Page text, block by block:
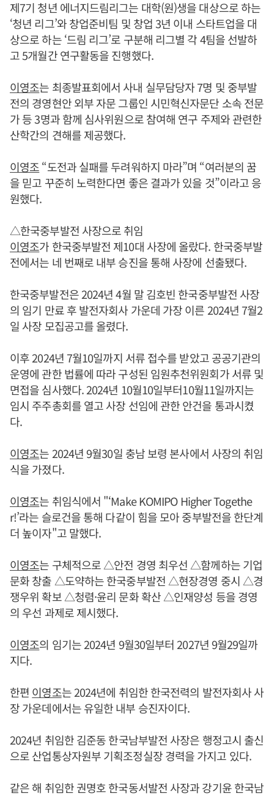
제7기 청년 에너지드림리그는 대학(원)생을 대상으로 하는
‘청년 리그’와 창업준비팀 및 창업 3년 이내 스타트업을 대
상으로 하는 ‘드림 리그’로 구분해 리그별 각 4팀을 선발하
고 5개월간 연구활동을 진행했다.
이영조는 최종발표회에서 사내 실무담당자 7명 및 중부발
전의 경영현안 외부 자문 그룹인 시민혁신자문단 소속 전문
가 등 3명과 함께 심사위원으로 참여해 연구 주제와 관련한
산학간의 견해를 제공했다.
이영조“도전과 실패를 두려워하지 마라”며 “여러분의 꿈
을 믿고 꾸준히 노력한다면 좋은 결과가 있을 것”이라고 응
원했다.
△한국중부발전 사장으로 취임
이영조가 한국중부발전 제10대 사장에 올랐다. 한국중부발
전에서는 네 번째로 내부 승진을 통해 사장에 선출됐다.
한국중부발전은 2024년 4월 말 김호빈 한국중부발전 사장
의 임기 만료 후 발전자회사 가운데 가장 이른 2024년 7월2
일 사장 모집공고를 올렸다.
이후 2024년 7월10일까지 서류 접수를 받았고 공공기관의
운영에 관한 법률에 따라 구성된 임원추천위원회가 서류 및
면접을 심사했다. 2024년 10월10일부터10월11일까지는
임시 주주총회를 열고 사장 선임에 관한 안건을 통과시켰
다.
이영조는 2024년 9월30일 충남 보령 본사에서 사장의 취임
식을 가졌다.
이영조는 취임식에서 "‘Make KOMIPO Higher Togethe
r!’라는 슬로건을 통해 다같이 힘을 모아 중부발전을 한단계
더 높이자"고 말했다.
이영조는 구체적으로 △안전 경영 최우선 △함께하는 기업
문화 창출 △도약하는 한국중부발전 △현장경영 중시 △경
쟁우위 확보 △청렴·윤리 문화 확산 △인재양성 등을 경영
의 우선 과제로 제시했다.
이영조의 임기는 2024년 9월30일부터 2027년 9월29일까
지다.
한편 이영조는 2024년에 취임한 한국전력의 발전자회사 사
장 가운데에서는 유일한 내부 승진자이다.
2024년 취임한 김준동 한국남부발전 사장은 행정고시 출신
으로 산업통상자원부 기획조정실장 경력을 가지고 있다.
같은 해 취임한 권명호 한국동서발전 사장과 강기윤 한국남